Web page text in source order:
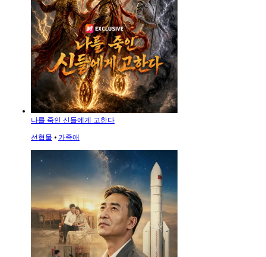
나를 죽인 신들에게 고한다
선협물 ⦁ 가족애